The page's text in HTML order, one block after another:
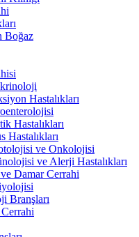
Boğaz
Hastalıkları
Hastalıkları
Hastalıkları
ve Onkolojisi
ve Alerji Hastalıkları
Damar Cerrahi
Branşları